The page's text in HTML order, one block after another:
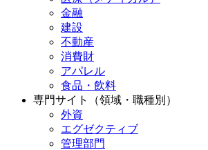
金融
建設
不動産
消費財
アパレル
食品・飲料
専門サイト（領域・職種別）
外資
エグゼクティブ
管理部門